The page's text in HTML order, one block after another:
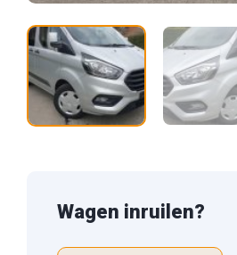
Wagen inruilen?